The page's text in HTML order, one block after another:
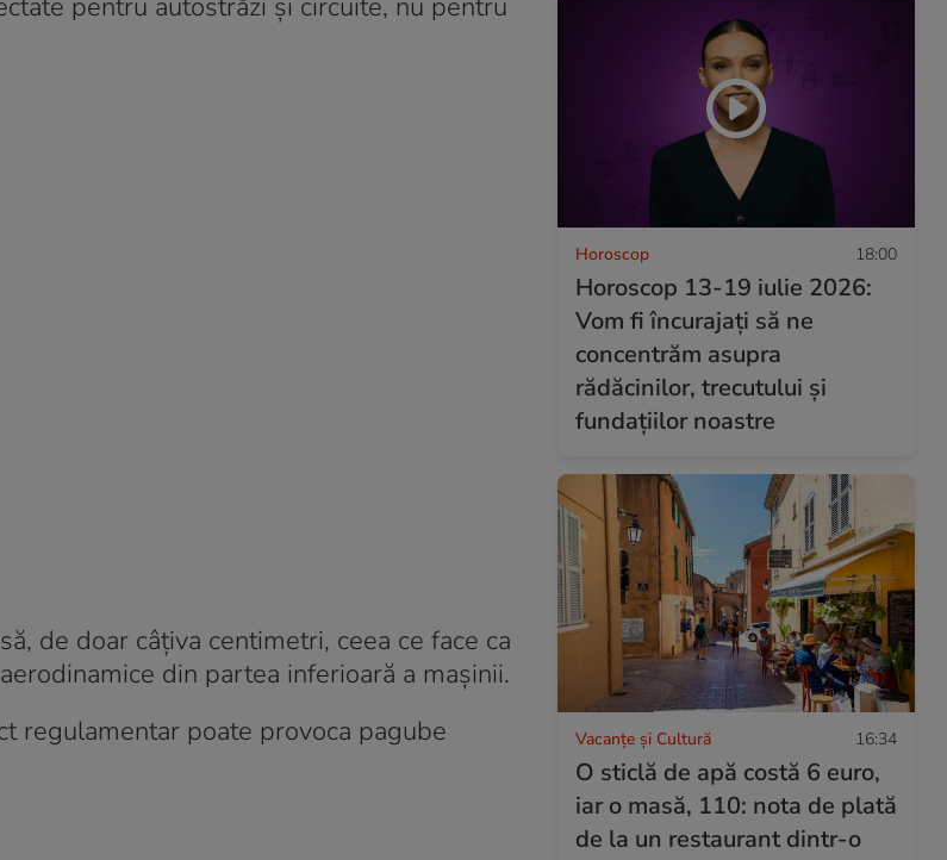
pentru autostrăzi și circuite, nu pentru
de doar câțiva centimetri, ceea ce face ca
din partea inferioară a mașinii.
regulamentar poate provoca pagube
Horoscop 18:00
Horoscop 13-19 iulie 2026:
Vom fi încurajați să ne
concentrăm asupra
rădăcinilor, trecutului și
fundațiilor noastre
Vacanțe și Cultură 16:34
O sticlă de apă costă 6 euro,
iar o masă, 110: nota de plată
de la un restaurant dintr-o